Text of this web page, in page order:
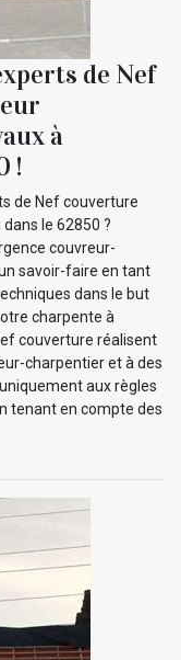
de Nef
à
!
de Nef couverture
le 62850 ?
couvreur-
savoir-faire en tant
dans le but
charpente à
couverture réalisent
charpentier et à des
aux règles
tenant en compte des